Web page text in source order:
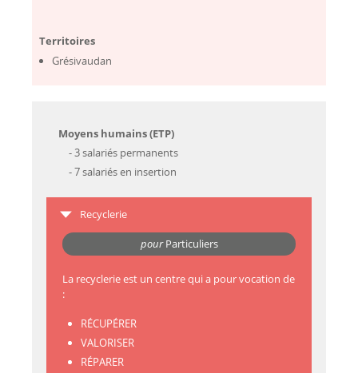
Territoires
Grésivaudan
Moyens humains (ETP)
- 3 salariés permanents
- 7 salariés en insertion
Recyclerie
pourParticuliers
La recyclerie est un centre qui a pour vocation de
:
RÉCUPÉRER
VALORISER
RÉPARER